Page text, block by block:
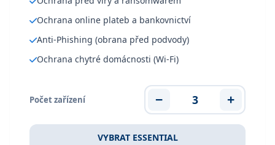
Ochrana online plateb a bankovnictví
Anti-Phishing (obrana před podvody)
Ochrana chytré domácnosti (Wi-Fi)
Počet zařízení − 3 +
VYBRAT ESSENTIAL